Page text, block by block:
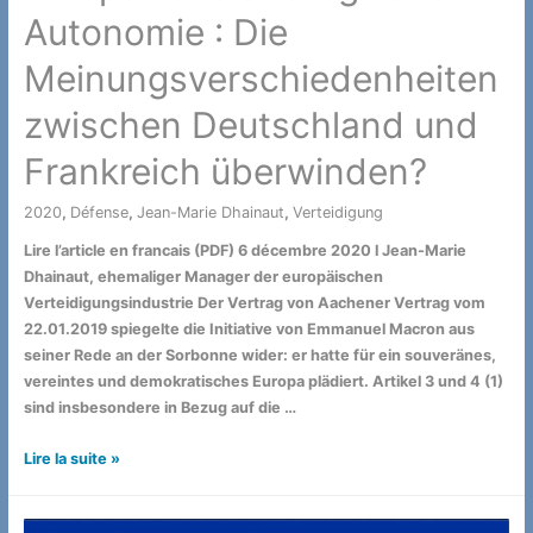
Autonomie : Die
Meinungsverschiedenheiten
zwischen Deutschland und
Frankreich überwinden?
2020, Défense, Jean-Marie Dhainaut, Verteidigung
Lire l’article en francais (PDF) 6 décembre 2020 l Jean-Marie
Dhainaut, ehemaliger Manager der europäischen
Verteidigungsindustrie Der Vertrag von Aachener Vertrag vom
22.01.2019 spiegelte die Initiative von Emmanuel Macron aus
seiner Rede an der Sorbonne wider: er hatte für ein souveränes,
vereintes und demokratisches Europa plädiert. Artikel 3 und 4 (1)
sind insbesondere in Bezug auf die …
Europäische
Lire la suite »